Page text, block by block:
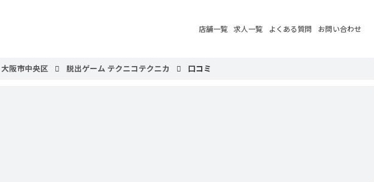
店舗一覧 求人一覧 よくある質問 お問い合わせ
大阪市中央区 脱出ゲーム テクニコテクニカ 口コミ